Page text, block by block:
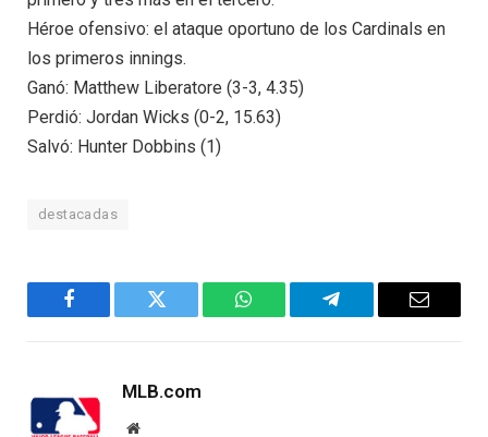
Héroe ofensivo: el ataque oportuno de los Cardinals en
los primeros innings.
Ganó: Matthew Liberatore (3-3, 4.35)
Perdió: Jordan Wicks (0-2, 15.63)
Salvó: Hunter Dobbins (1)
destacadas
Facebook Twitter WhatsAppTelegram Email
MLB.com
Website